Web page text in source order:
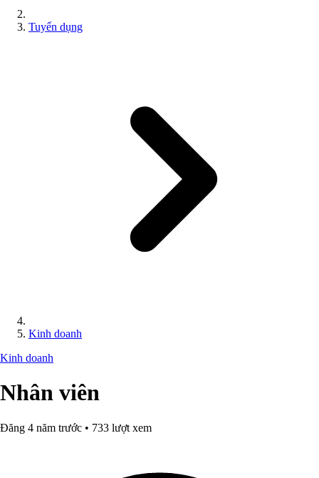
Tuyển dụng
Kinh doanh
Kinh doanh
Nhân viên
Đăng 4 năm trước • 733 lượt xem